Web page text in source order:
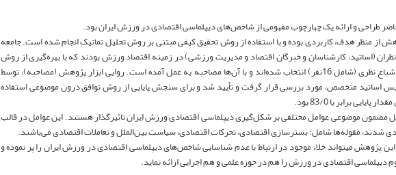
طراحی و ارائه یک چهارچوب مفهومی از شاخص‌­های دیپلماسی اقتصادی در ورزش ایران بود.
از منظر هدف، کاربردی بوده و با استفاده از روش تحقیق کیفی مبتنی بر روش تحلیل تماتیک انجام شده است. جامعه
(اساتید، کارشناسان و خبرگان اقتصاد و مدیریت ورزشی) در زمینه اقتصاد ورزش بودند که با بهره‌گیری از روش
نمونه‌گیری تئوریک و اشباع نظری (شامل 16نفر) انتخاب شده‌­اند و با آن‌ها مصاحبه به عمل آمده است. روایی ابزار پژوهش (مصاحبه)، توسط
اساتید متخصص، مورد بررسی قرار گرفت و تأیید شد و برای سنجش پایایی از روش توافق درون موضوعی استفاده
برابر با 83/0 بود.
مضمون موضوعی عوامل مختلفی بر شکل‌­گیری دیپلماسی اقتصادی ورزش ایران تاثیرگذار هستند. این عوامل در قالب
پژوهش می­تواند خلاء موجود در ارتباط با عدم شناسایی شاخص‌های دیپلماسی اقتصادی در ورزش ایران را پر نموده و
دیپلماسی اقتصادی در ورزش را هم در حوزه علمی و هم اجرایی ارائه نماید.